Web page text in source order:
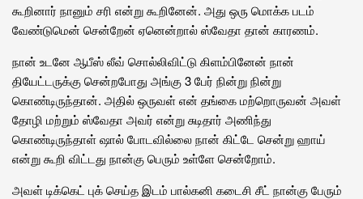
கூறினார் நானும் சரி என்று கூறினேன். அது ஒரு மொக்க படம்
வேண்டுமென் சென்றேன் ஏனென்றால் ஸ்வேதா தான் காரணம்.
நான் உடனே ஆபீஸ் லீவ் சொல்லிவிட்டு கிளம்பினேன் நான்
தியேட்டருக்கு சென்றபோது அங்கு 3 பேர் நின்று நின்று
கொண்டிருந்தான். அதில் ஒருவள் என் தங்கை மற்றொருவன் அவள்
தோழி மற்றும் ஸ்வேதா அவர் என்று சுடிதார் அணிந்து
கொண்டிருந்தாள் ஷால் போடவில்லை நான் கிட்டே சென்று ஹாய்
என்று கூறி விட்டது நான்கு பெரும் உள்ளே சென்றோம்.
அவள் டிக்கெட் புக் செய்த இடம் பால்கனி கடைசி சீட் நான்கு பேரும்